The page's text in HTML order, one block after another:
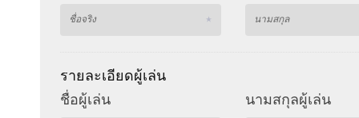
รายละเอียดผู้เล่น
ชื่อผู้เล่น นามสกุลผู้เล่น